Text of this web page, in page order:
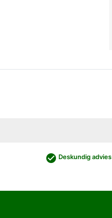
check_circle Deskundig advies